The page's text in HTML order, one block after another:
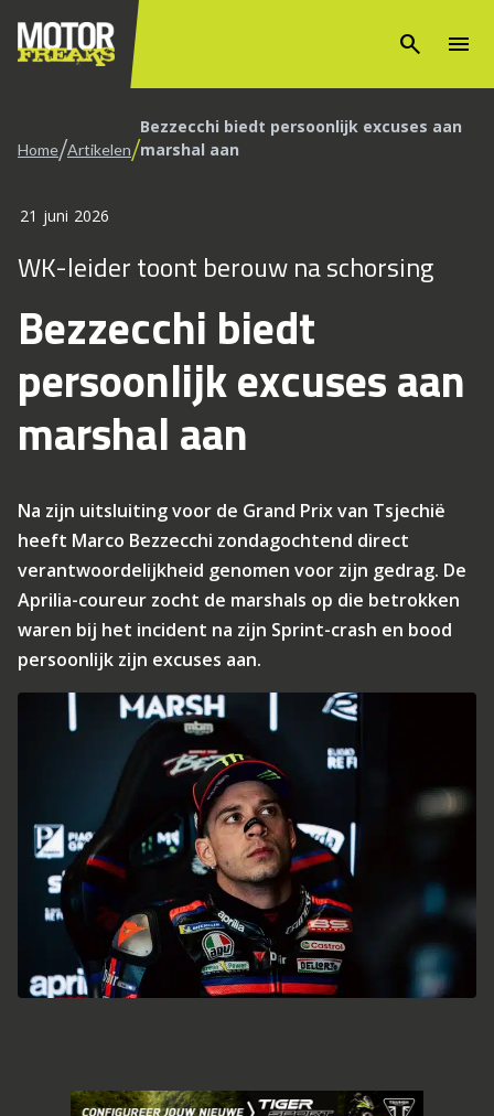
search menu
Home/Artikelen/Bezzecchi biedt persoonlijk excuses aan
marshal aan
21 juni 2026
WK-leider toont berouw na schorsing
Bezzecchi biedt
persoonlijk excuses aan
marshal aan
Na zijn uitsluiting voor de Grand Prix van Tsjechië
heeft Marco Bezzecchi zondagochtend direct
verantwoordelijkheid genomen voor zijn gedrag. De
Aprilia-coureur zocht de marshals op die betrokken
waren bij het incident na zijn Sprint-crash en bood
persoonlijk zijn excuses aan.